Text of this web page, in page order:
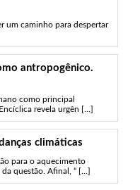
um caminho para despertar
antropogênico.
como principal
revela urgên [...]
climáticas
para o aquecimento
questão. Afinal, “ [...]